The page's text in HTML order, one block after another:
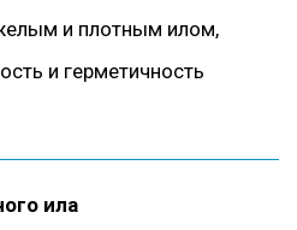
и плотным илом,
и герметичность
ила